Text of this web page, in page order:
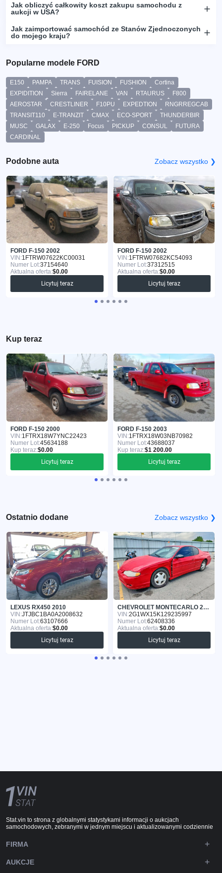
Jak obliczyć całkowity koszt zakupu samochodu z
aukcji w USA?
Jak zaimportować samochód ze Stanów Zjednoczonych
do mojego kraju?
Popularne modele FORD
E150 PAMPA TRANS FUISION FUSHION
Cortina
EXPIDITION
Sierra FAIRELANE VAN RTAURUS
F800
AEROSTAR
CRESTLINER F10PU EXPEDTION
RNGRREGCAB
TRANSIT110
E-TRANZIT CMAX ECO-SPORT
THUNDERBIR
MUSC
GALAX E-250 Focus PICKUP CONSUL
FUTURA
CARDINAL
Podobne auta Zobacz wszystko ❯
FORD F-150 2002
VIN:1FTRW07622KC00031
Numer Lot:37154640
Aktualna oferta:$0.00
Licytuj teraz
FORD F-150 2002
VIN:1FTRW07682KC54093
Numer Lot:37312515
Aktualna oferta:$0.00
Licytuj teraz
Kup teraz
FORD F-150 2000
VIN:1FTRX18W7YNC22423
Numer Lot:45634188
Kup teraz:$0.00
Licytuj teraz
FORD F-150 2003
VIN:1FTRX18W03NB70982
Numer Lot:43688037
Kup teraz:$1 200.00
Licytuj teraz
Ostatnio dodane Zobacz wszystko ❯
LEXUS RX450 2010
VIN:JTJBC1BA0A2008632
Numer Lot:63107666
Aktualna oferta:$0.00
Licytuj teraz
CHEVROLET MONTECARLO 2002
VIN:2G1WX15K129235997
Numer Lot:62408336
Aktualna oferta:$0.00
Licytuj teraz
Stat.vin to strona z globalnymi statystykami informacji o aukcjach
samochodowych, zebranymi w jednym miejscu i aktualizowanymi codziennie
FIRMA
AUKCJE